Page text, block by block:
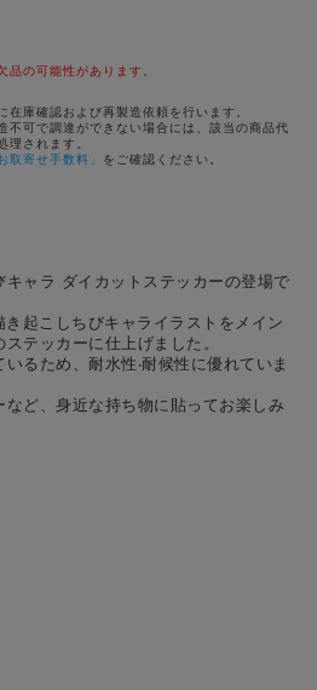
#名探偵コナン
術廻戦
#Re:ゼロから始める異世界生活（リゼロ）
の可能性があります。
在庫確認および再製造依頼を行います。
不可で調達ができない場合には、該当の商品代
理されます。
取寄せ手数料」 をご確認ください。
キャラ ダイカットステッカーの登場で
き起こしちびキャライラストをメイン
テッカーに仕上げました。
るため、耐⽔性‧耐候性に優れていま
ど、⾝近な持ち物に貼ってお楽しみ